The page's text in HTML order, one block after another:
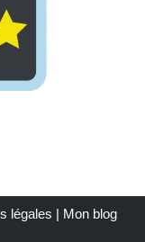
légales | Mon blog